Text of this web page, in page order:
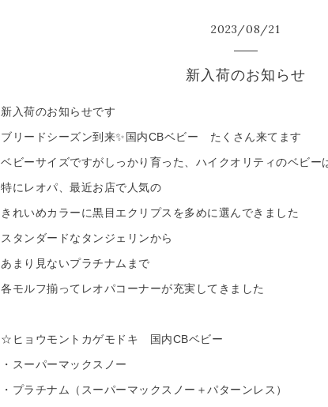
2023/08/21
新入荷のお知らせ
新入荷のお知らせです
ブリードシーズン到来✨国内CBベビー たくさん来てます
ベビーサイズですがしっかり育った、ハイクオリティのベビー
特にレオパ、最近お店で人気の
きれいめカラーに黒目エクリプスを多めに選んできました
スタンダードなタンジェリンから
あまり見ないプラチナムまで
各モルフ揃ってレオパコーナーが充実してきました
☆ヒョウモントカゲモドキ 国内CBベビー
・スーパーマックスノー
・プラチナム（スーパーマックスノー＋パターンレス）